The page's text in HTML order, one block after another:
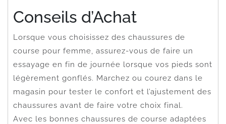
Conseils d’Achat
Lorsque vous choisissez des chaussures de
course pour femme, assurez-vous de faire un
essayage en fin de journée lorsque vos pieds sont
légèrement gonflés. Marchez ou courez dans le
magasin pour tester le confort et l’ajustement des
chaussures avant de faire votre choix final.
Avec les bonnes chaussures de course adaptées